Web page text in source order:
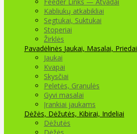
Kabliukų atkabikliai
Segtukai, Suktukai
Stoperiai
Žirklės
Pavadėlinės Jaukai, Masalai, Priedai
Jaukai
Kvapai
Skysčiai
Peletės, Granulės
Gyvi masalai
Įrankiai jaukams
Dėžės, Dėžutės, Kibirai, Indeliai
Dėžutės
Dėžės